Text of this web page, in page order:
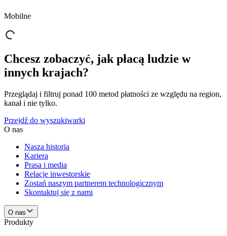
Mobilne
Chcesz zobaczyć, jak płacą ludzie w
innych krajach?
Przeglądaj i filtruj ponad 100 metod płatności ze względu na region,
kanał i nie tylko.
Przejdź do wyszukiwarki
O nas
Nasza historia
Kariera
Prasa i media
Relacje inwestorskie
Zostań naszym partnerem technologicznym
Skontaktuj się z nami
O nas
Produkty